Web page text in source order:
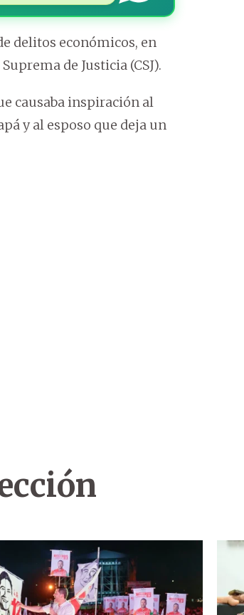
delitos económicos, en
de Justicia (CSJ).
causaba inspiración al
y al esposo que deja un